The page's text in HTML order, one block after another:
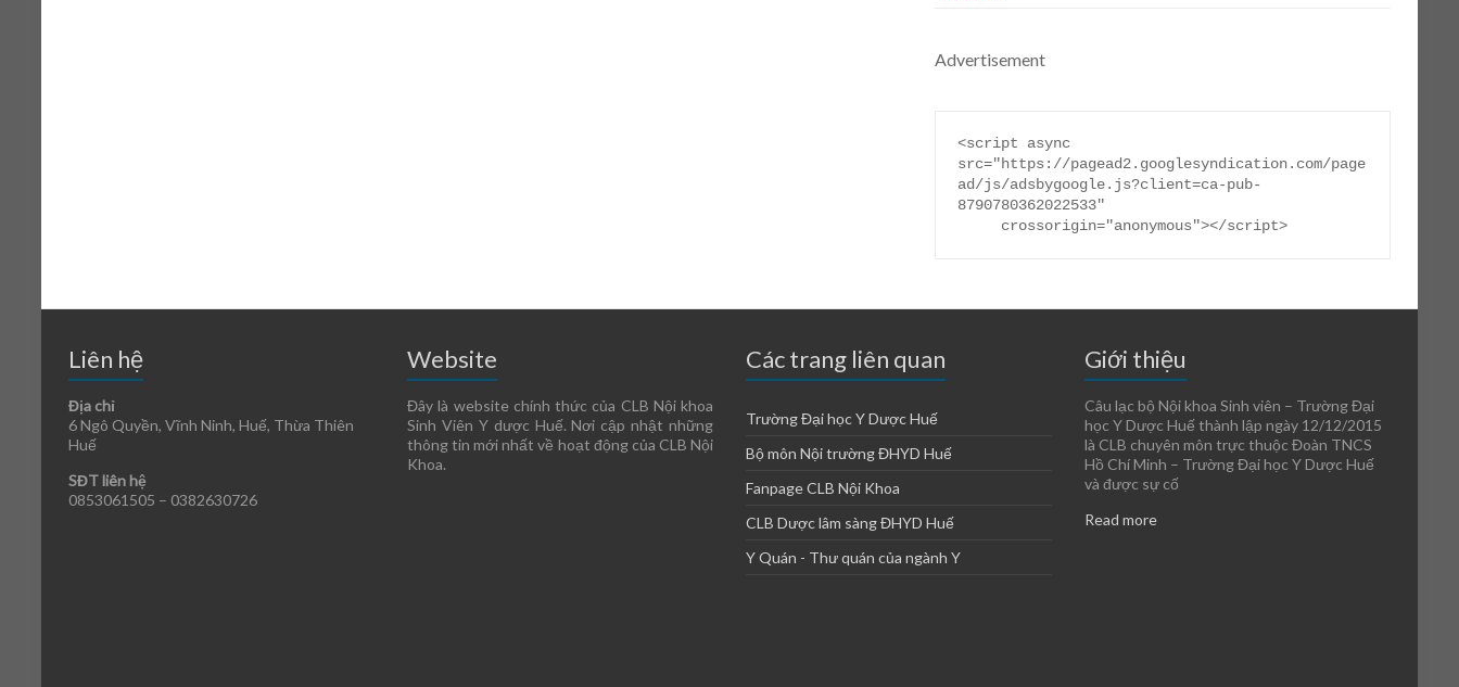
Advertisement
<script async
src="https://pagead2.googlesyndication.com/page
ad/js/adsbygoogle.js?client=ca-pub-
8790780362022533"
     crossorigin="anonymous"></script>
Liên hệ
Địa chỉ
6 Ngô Quyền, Vĩnh Ninh, Huế, Thừa Thiên
Huế
SĐT liên hệ
0853061505 – 0382630726
Website
Đây là website chính thức của CLB Nội khoa
Sinh Viên Y dược Huế. Nơi cập nhật những
thông tin mới nhất về hoạt động của CLB Nội
Khoa.
Các trang liên quan
Trường Đại học Y Dược Huế
Bộ môn Nội trường ĐHYD Huế
Fanpage CLB Nội Khoa
CLB Dược lâm sàng ĐHYD Huế
Y Quán - Thư quán của ngành Y
Giới thiệu
Câu lạc bộ Nội khoa Sinh viên – Trường Đại
học Y Dược Huế thành lập ngày 12/12/2015
là CLB chuyên môn trực thuộc Đoàn TNCS
Hồ Chí Minh – Trường Đại học Y Dược Huế
và được sự cố
Read more